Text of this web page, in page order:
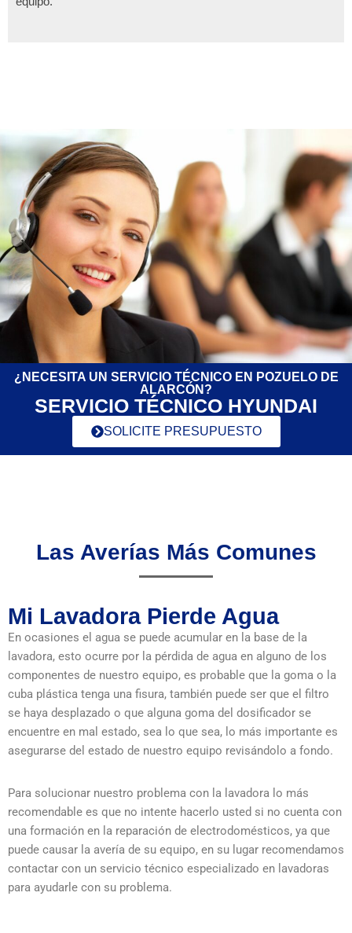
¿NECESITA UN SERVICIO TÉCNICO EN POZUELO DE
ALARCÓN?
SERVICIO TÉCNICO HYUNDAI
SOLICITE PRESUPUESTO
Las Averías Más Comunes
Mi Lavadora Pierde Agua
En ocasiones el agua se puede acumular en la base de la
lavadora, esto ocurre por la pérdida de agua en alguno de los
componentes de nuestro equipo, es probable que la goma o la
cuba plástica tenga una fisura, también puede ser que el filtro
se haya desplazado o que alguna goma del dosificador se
encuentre en mal estado, sea lo que sea, lo más importante es
asegurarse del estado de nuestro equipo revisándolo a fondo.
Para solucionar nuestro problema con la lavadora lo más
recomendable es que no intente hacerlo usted si no cuenta con
una formación en la reparación de electrodomésticos, ya que
puede causar la avería de su equipo, en su lugar recomendamos
contactar con un servicio técnico especializado en lavadoras
para ayudarle con su problema.